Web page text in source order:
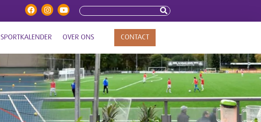
SPORTKALENDER OVER ONS CONTACT